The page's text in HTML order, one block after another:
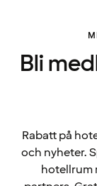
Bli
Rabatt på
och nyheter.
hotellrum